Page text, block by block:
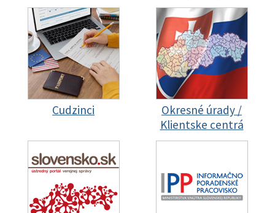
Cudzinci
Okresné úrady /
Klientske centrá